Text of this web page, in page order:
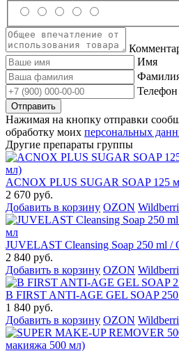
Имя
Телефон
Нажимая на кнопку отправки
обработку моих персональных
Другие препараты группы
ACNOX PLUS SUGAR SOAP 125
2 670 руб.
Добавить в корзину OZON
JUVELAST Cleansing Soap 250 ml
2 840 руб.
Добавить в корзину OZON
B FIRST ANTI-AGE GEL SOAP 250
1 840 руб.
Добавить в корзину OZON